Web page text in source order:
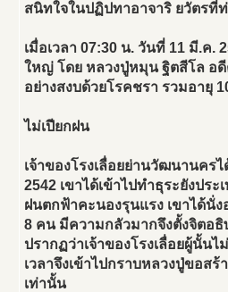
สนิทใจในปฏิปทาอาจาริ ยวัตรที่
เมื่อเวลา 07:30 น. วันที่ 11 มี.ค.
ใหญ่ โดย หลวงปู่หมุน ฐิตสีโล อ
อย่างสงบด้วยโรคชรา รวมอายุ
ไม่เปียกฝน
เจ้าของโรงเลื่อยย่านวัฒนานค
2542 เขาได้เข้าไปทำธุระยังปร
ฝนตกฟ้าคะนองรุนแรง เขาได้นั่
8 คน มีความกลัวมากจึงตั้งจิตอ
ปรากฏว่าเจ้าของโรงเลื่อยผู้นั้น
เวลาจึงเข้าไปกราบหลวงปู่ขอส
เท่านั้น